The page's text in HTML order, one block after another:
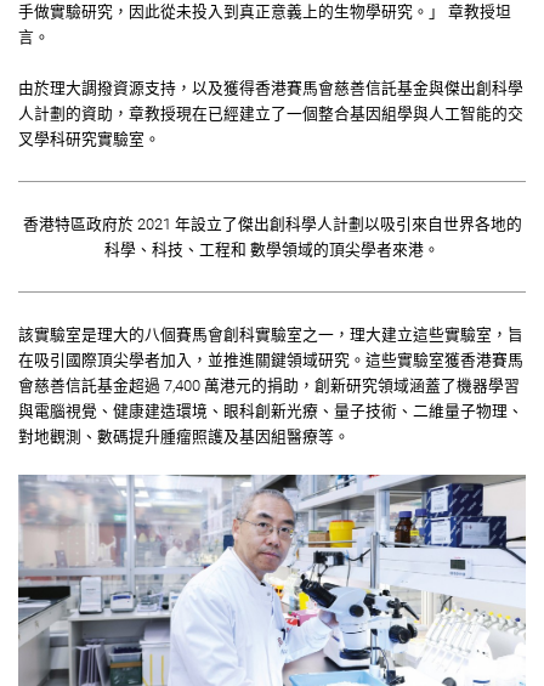
手做實驗研究，因此從未投入到真正意義上的生物學研究。」 章教授坦
言。
由於理大調撥資源支持，以及獲得香港賽馬會慈善信託基金與傑出創科學
人計劃的資助，章教授現在已經建立了一個整合基因組學與人工智能的交
叉學科研究實驗室。
香港特區政府於 2021 年設立了傑出創科學人計劃 以吸引來自世界各地的
科學、科技、工程和 數學領域的頂尖學者來港。
該實驗室是理大的八個賽馬會創科實驗室之一，理大建立這些實驗室，旨
在吸引國際頂尖學者加入，並推進關鍵領域研究。這些實驗室獲香港賽馬
會慈善信託基金超過 7,400 萬港元的捐助，創新研究領域涵蓋了機器學習
與電腦視覺、健康建造環境、眼科創新光療、量子技術、二維量子物理、
對地觀測、數碼提升腫瘤照護及基因組醫療等。